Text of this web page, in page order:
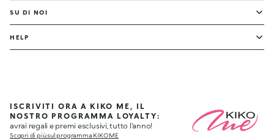
SU DI NOI
HELP
ISCRIVITI ORA A KIKO ME, IL
NOSTRO PROGRAMMA LOYALTY:
avrai regali e premi esclusivi, tutto l'anno!
Scopri di più sul programma KIKO ME